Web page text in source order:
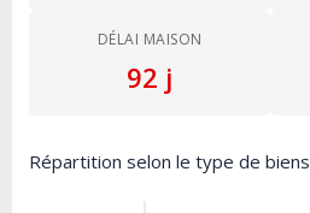
DÉLAI MAISON
92 j
Répartition selon le type de biens